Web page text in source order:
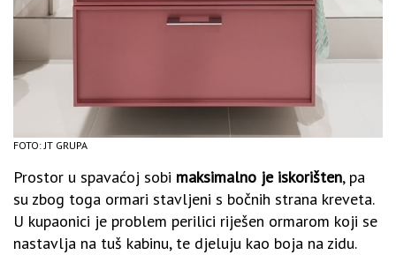
FOTO: JT GRUPA
Prostor u spavaćoj sobi maksimalno je iskorišten, pa
su zbog toga ormari stavljeni s bočnih strana kreveta.
U kupaonici je problem perilici riješen ormarom koji se
nastavlja na tuš kabinu, te djeluju kao boja na zidu.